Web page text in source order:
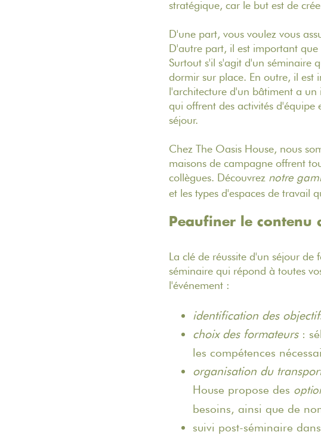
stratégique, car le but est de
D'une part, vous voulez vous
D'autre part, il est important
Surtout s'il s'agit d'un séminaire
dormir sur place. En outre, il est
l'architecture d'un bâtiment a un
qui offrent des activités d'équipe
séjour.
Chez The Oasis House, nous
maisons de campagne offrent
collègues. Découvrez notre
et les types d'espaces de travail
Peaufiner le contenu
La clé de réussite d'un séjour
séminaire qui répond à toutes
l'événement :
identification des
choix des formateurs:
les compétences
organisation du
House propose des
besoins, ainsi que de
suivi post-séminaire